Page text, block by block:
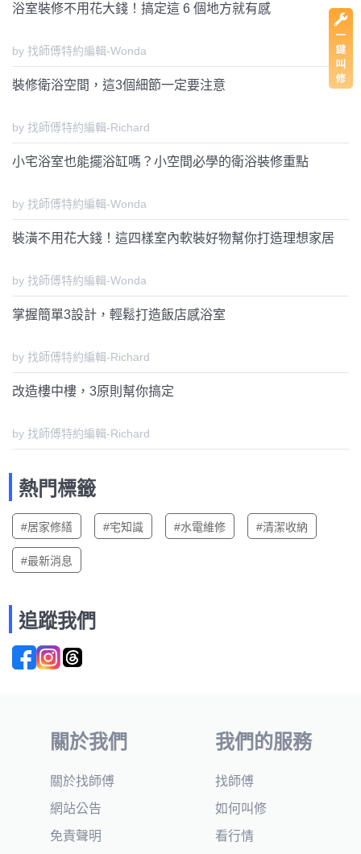
浴室裝修不用花大錢！搞定這 6 個地方就有感
by 找師傅特約編輯-Wonda
裝修衛浴空間，這3個細節一定要注意
by 找師傅特約編輯-Richard
小宅浴室也能擺浴缸嗎？小空間必學的衛浴裝修重點
by 找師傅特約編輯-Wonda
裝潢不用花大錢！這四樣室內軟裝好物幫你打造理想家居
by 找師傅特約編輯-Wonda
掌握簡單3設計，輕鬆打造飯店感浴室
by 找師傅特約編輯-Richard
改造樓中樓，3原則幫你搞定
by 找師傅特約編輯-Richard
熱門標籤
#居家修繕 #宅知識 #水電維修 #清潔收納
#最新消息
追蹤我們
關於我們
關於找師傅
網站公告
免責聲明
我們的服務
找師傅
如何叫修
看行情